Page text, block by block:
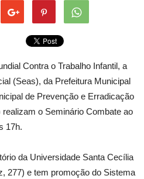
Contra o Trabalho Infantil, a
(Seas), da Prefeitura Municipal
de Prevenção e Erradicação
o Seminário Combate ao
17h.
da Universidade Santa Cecília
277) e tem promoção do Sistema